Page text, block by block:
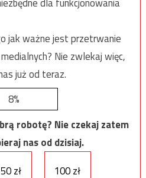
jak ważne jest przetrwanie
Nie zwlekaj więc,
już od teraz.
8%
robotę? Nie czekaj zatem
nas od dzisiaj.
50 zł 100 zł